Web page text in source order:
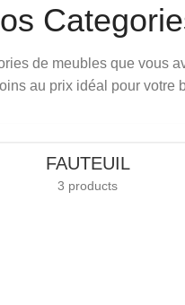
de meubles que vous
au prix idéal pour votre
FAUTEUIL
3 products